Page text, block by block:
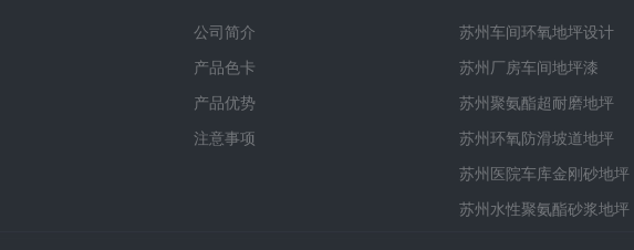
公司简介
产品色卡
产品优势
注意事项
苏州车间环氧地坪设计
苏州厂房车间地坪漆
苏州聚氨酯超耐磨地坪
苏州环氧防滑坡道地坪
苏州医院车库金刚砂地坪
苏州水性聚氨酯砂浆地坪